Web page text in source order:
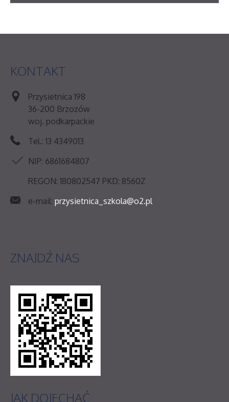
KONTAKT
Przysietnica 198
36-200 Brzozów
woj. podkarpackie
Tel.: 13 4349013
NIP: 6861684807
REGON: 180802547 PKD: 8560Z
e-mail: przysietnica_szkola@o2.pl
ZNAJDŹ NAS
JAK DOJECHAĆ